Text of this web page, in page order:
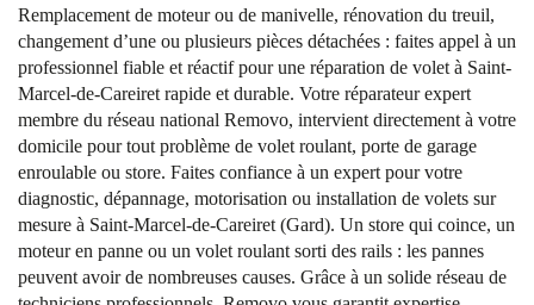
Remplacement de moteur ou de manivelle, rénovation du treuil,
changement d’une ou plusieurs pièces détachées : faites appel à un
professionnel fiable et réactif pour une réparation de volet à Saint-
Marcel-de-Careiret rapide et durable. Votre réparateur expert
membre du réseau national Removo, intervient directement à votre
domicile pour tout problème de volet roulant, porte de garage
enroulable ou store. Faites confiance à un expert pour votre
diagnostic, dépannage, motorisation ou installation de volets sur
mesure à Saint-Marcel-de-Careiret (Gard). Un store qui coince, un
moteur en panne ou un volet roulant sorti des rails : les pannes
peuvent avoir de nombreuses causes. Grâce à un solide réseau de